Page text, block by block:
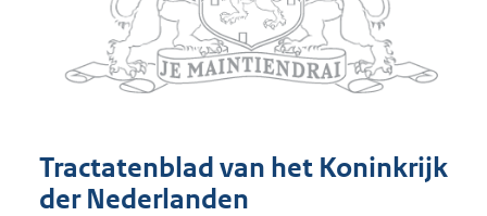
Tractatenblad van het Koninkrijk
der Nederlanden